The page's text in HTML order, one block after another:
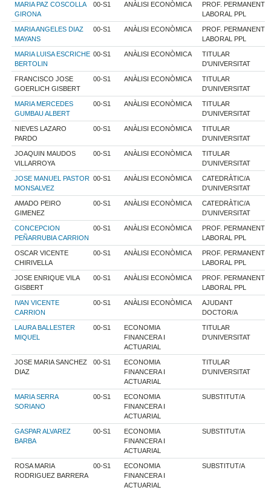
MARIA PAZ COSCOLLA
GIRONA
00-S1 ANÀLISI ECONÒMICA
PROF. PERMANENT
LABORAL PPL
MARIA ANGELES DIAZ
MAYANS
00-S1 ANÀLISI ECONÒMICA
PROF. PERMANENT
LABORAL PPL
MARIA LUISA ESCRICHE
BERTOLIN
00-S1 ANÀLISI ECONÒMICA
TITULAR
D'UNIVERSITAT
FRANCISCO JOSE
GOERLICH GISBERT
00-S1 ANÀLISI ECONÒMICA
TITULAR
D'UNIVERSITAT
MARIA MERCEDES
GUMBAU ALBERT
00-S1 ANÀLISI ECONÒMICA
TITULAR
D'UNIVERSITAT
NIEVES LAZARO
PARDO
00-S1 ANÀLISI ECONÒMICA
TITULAR
D'UNIVERSITAT
JOAQUIN MAUDOS
VILLARROYA
00-S1 ANÀLISI ECONÒMICA
TITULAR
D'UNIVERSITAT
JOSE MANUEL PASTOR
MONSALVEZ
00-S1 ANÀLISI ECONÒMICA
CATEDRÀTIC/A
D'UNIVERSITAT
AMADO PEIRO
GIMENEZ
00-S1 ANÀLISI ECONÒMICA
CATEDRÀTIC/A
D'UNIVERSITAT
CONCEPCION
PEÑARRUBIA CARRION
00-S1 ANÀLISI ECONÒMICA
PROF. PERMANENT
LABORAL PPL
OSCAR VICENTE
CHIRIVELLA
00-S1 ANÀLISI ECONÒMICA
PROF. PERMANENT
LABORAL PPL
JOSE ENRIQUE VILA
GISBERT
00-S1 ANÀLISI ECONÒMICA
PROF. PERMANENT
LABORAL PPL
IVAN VICENTE
CARRION
00-S1 ANÀLISI ECONÒMICA
AJUDANT
DOCTOR/A
LAURA BALLESTER
MIQUEL
00-S1
ECONOMIA
FINANCERA I
ACTUARIAL
TITULAR
D'UNIVERSITAT
JOSE MARIA SANCHEZ
DIAZ
00-S1
ECONOMIA
FINANCERA I
ACTUARIAL
TITULAR
D'UNIVERSITAT
MARIA SERRA
SORIANO
00-S1
ECONOMIA
FINANCERA I
ACTUARIAL
SUBSTITUT/A
GASPAR ALVAREZ
BARBA
00-S1
ECONOMIA
FINANCERA I
ACTUARIAL
SUBSTITUT/A
ROSA MARIA
RODRIGUEZ BARRERA
00-S1
ECONOMIA
FINANCERA I
ACTUARIAL
SUBSTITUT/A